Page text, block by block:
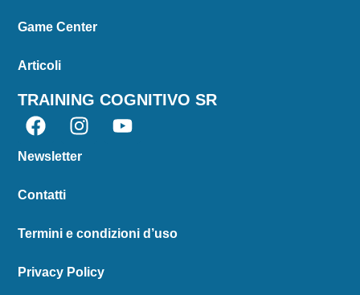
Game Center
Articoli
TRAINING COGNITIVO SR
Newsletter
Contatti
Termini e condizioni d’uso
Privacy Policy